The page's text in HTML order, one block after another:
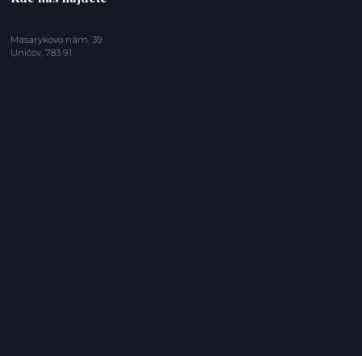
Masarykovo nám. 39
Uničov, 783 91